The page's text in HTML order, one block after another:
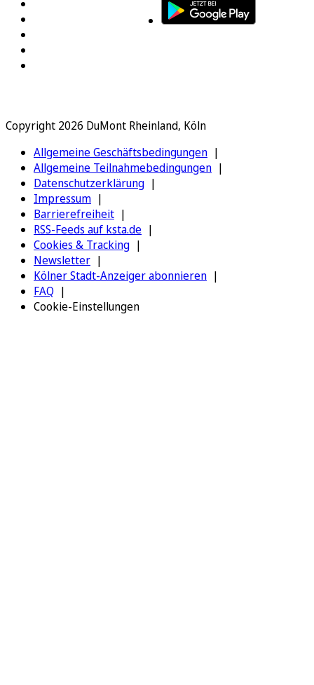
Copyright 2026 DuMont Rheinland, Köln
Allgemeine Geschäftsbedingungen
Allgemeine Teilnahmebedingungen
Datenschutzerklärung
Impressum
Barrierefreiheit
RSS-Feeds auf ksta.de
Cookies & Tracking
Newsletter
Kölner Stadt-Anzeiger abonnieren
FAQ
Cookie-Einstellungen